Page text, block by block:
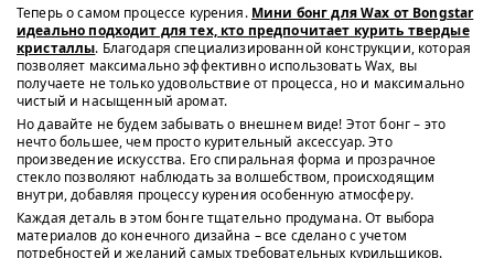
Теперь о самом процессе курения. Мини бонг для Wax от Bongstar
идеально подходит для тех, кто предпочитает курить твердые
кристаллы. Благодаря специализированной конструкции, которая
позволяет максимально эффективно использовать Wax, вы
получаете не только удовольствие от процесса, но и максимально
чистый и насыщенный аромат.
Но давайте не будем забывать о внешнем виде! Этот бонг – это
нечто большее, чем просто курительный аксессуар. Это
произведение искусства. Его спиральная форма и прозрачное
стекло позволяют наблюдать за волшебством, происходящим
внутри, добавляя процессу курения особенную атмосферу.
Каждая деталь в этом бонге тщательно продумана. От выбора
материалов до конечного дизайна – все сделано с учетом
потребностей и желаний самых требовательных курильщиков.